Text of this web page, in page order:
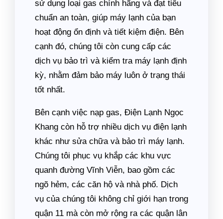
sử dụng loại gas chính hãng và đạt tiêu
chuẩn an toàn, giúp máy lạnh của bạn
hoạt động ổn định và tiết kiệm điện. Bên
cạnh đó, chúng tôi còn cung cấp các
dịch vụ bảo trì và kiểm tra máy lạnh định
kỳ, nhằm đảm bảo máy luôn ở trạng thái
tốt nhất.
Bên cạnh việc nạp gas, Điện Lạnh Ngọc
Khang còn hỗ trợ nhiều dịch vụ điện lạnh
khác như sửa chữa và bảo trì máy lạnh.
Chúng tôi phục vụ khắp các khu vực
quanh đường Vĩnh Viễn, bao gồm các
ngõ hẻm, các căn hộ và nhà phố. Dịch
vụ của chúng tôi không chỉ giới hạn trong
quận 11 mà còn mở rộng ra các quận lân